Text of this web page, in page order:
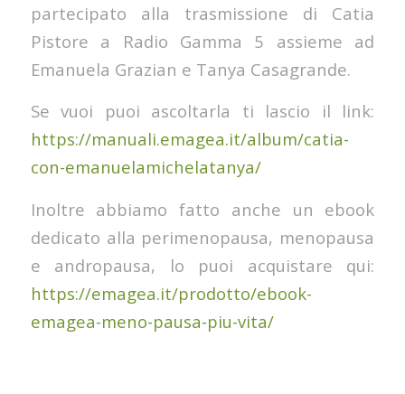
partecipato alla trasmissione di Catia
Pistore a Radio Gamma 5 assieme ad
Emanuela Grazian e Tanya Casagrande.
Se vuoi puoi ascoltarla ti lascio il link:
https://manuali.emagea.it/album/catia-
con-emanuelamichelatanya/
Inoltre abbiamo fatto anche un ebook
dedicato alla perimenopausa, menopausa
e andropausa, lo puoi acquistare qui:
https://emagea.it/prodotto/ebook-
emagea-meno-pausa-piu-vita/